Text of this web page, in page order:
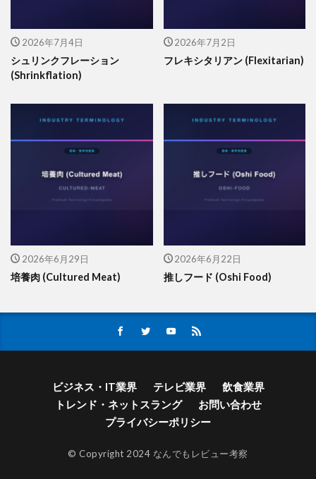
2026年7月4日
シュリンクフレーション
(Shrinkflation)
2026年7月2日
フレキシタリアン (Flexitarian)
2026年6月29日
培養肉 (Cultured Meat)
2026年6月22日
推しフード (Oshi Food)
ビジネス・IT業界 テレビ業界
飲食業界
トレンド・ネットスラング
お問い合わせ
プライバシーポリシー
© Copyright 2024 なんでもレビュー考察